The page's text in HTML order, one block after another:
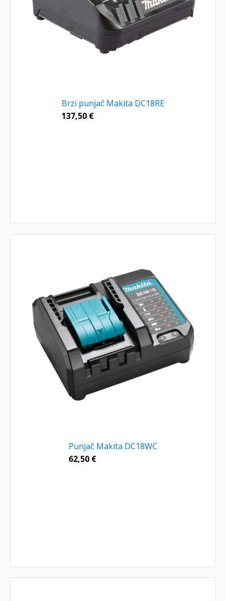
Brzi punjač Makita DC18RE
137,50 €
Punjač Makita DC18WC
62,50 €